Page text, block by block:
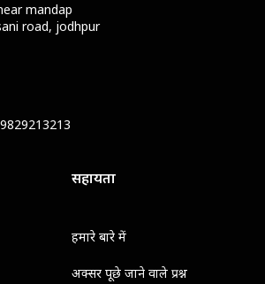
mandap
road, jodhpur
सहायता
हमारे बारे में
अक्सर पूछे जाने वाले प्रश्न